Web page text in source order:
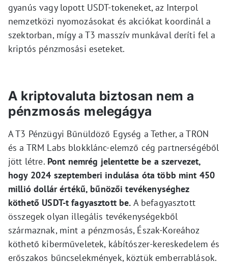
gyanús vagy lopott USDT-tokeneket, az Interpol
nemzetközi nyomozásokat és akciókat koordinál a
szektorban, mígy a T3 masszív munkával deríti fel a
kriptós pénzmosási eseteket.
A kriptovaluta biztosan nem a
pénzmosás melegágya
A T3 Pénzügyi Bűnüldöző Egység a Tether, a TRON
és a TRM Labs blokklánc-elemző cég partnerségéből
jött létre. Pont nemrég jelentette be a szervezet,
hogy 2024 szeptemberi indulása óta több mint 450
millió dollár értékű, bűnözői tevékenységhez
köthető USDT-t fagyasztott be. A befagyasztott
összegek olyan illegális tevékenységekből
származnak, mint a pénzmosás, Észak-Koreához
köthető kiberműveletek, kábítószer-kereskedelem és
erőszakos bűncselekmények, köztük emberrablások.